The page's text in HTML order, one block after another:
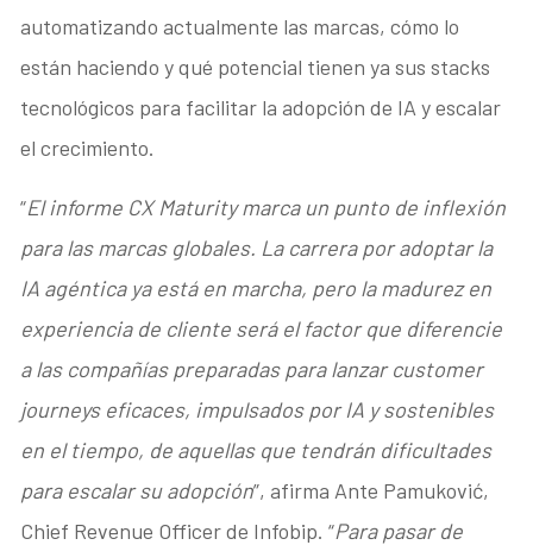
automatizando actualmente las marcas, cómo lo
están haciendo y qué potencial tienen ya sus stacks
tecnológicos para facilitar la adopción de IA y escalar
el crecimiento.
“El informe CX Maturity marca un punto de inflexión
para las marcas globales. La carrera por adoptar la
IA agéntica ya está en marcha, pero la madurez en
experiencia de cliente será el factor que diferencie
a las compañías preparadas para lanzar customer
journeys eficaces, impulsados por IA y sostenibles
en el tiempo, de aquellas que tendrán dificultades
para escalar su adopción”, afirma Ante Pamuković,
Chief Revenue Officer de Infobip. “Para pasar de